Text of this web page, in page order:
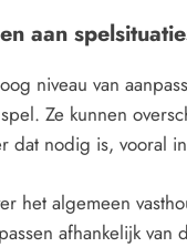
aan
niveau van
Ze kunnen
dat nodig is, vooral
het algemeen
afhankelijk